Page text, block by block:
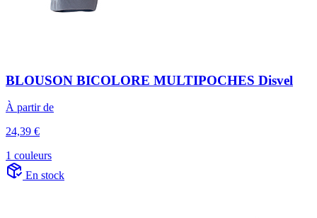
BLOUSON BICOLORE MULTIPOCHES Disvel
À partir de
24,39 €
1 couleurs
En stock